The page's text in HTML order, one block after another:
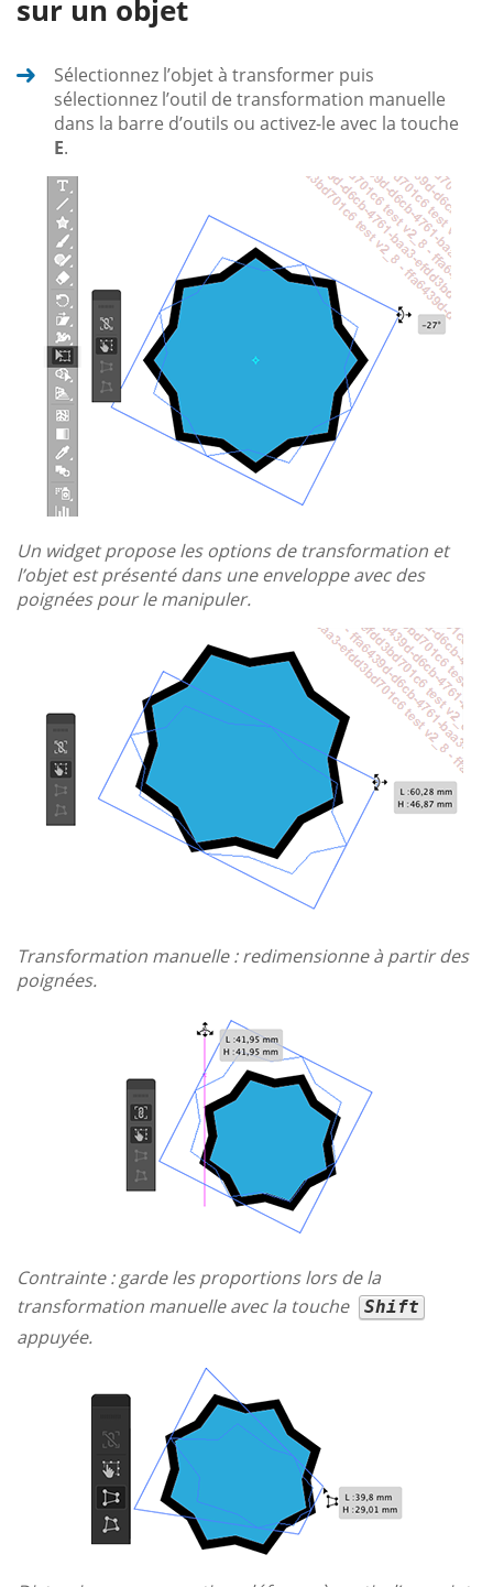
sur un objet
Sélectionnez l’objet à transformer puis
sélectionnez l’outil de transformation manuelle
dans la barre d’outils ou activez-le avec la touche
E.
Un widget propose les options de transformation et
l’objet est présenté dans une enveloppe avec des
poignées pour le manipuler.
Transformation manuelle : redimensionne à partir des
poignées.
Contrainte : garde les proportions lors de la
transformation manuelle avec la touche
Shift
appuyée.